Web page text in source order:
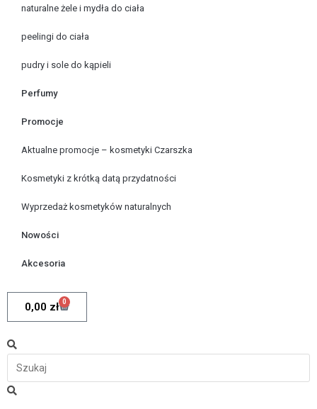
naturalne żele i mydła do ciała
peelingi do ciała
pudry i sole do kąpieli
Perfumy
Promocje
Aktualne promocje – kosmetyki Czarszka
Kosmetyki z krótką datą przydatności
Wyprzedaż kosmetyków naturalnych
Nowości
Akcesoria
0,00 zł 0